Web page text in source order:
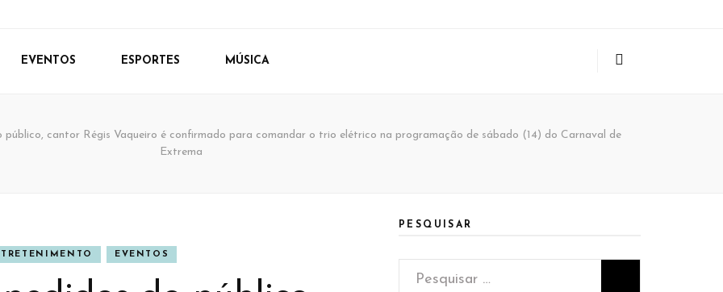
EVENTOS ESPORTES MÚSICA
público, cantor Régis Vaqueiro é confirmado para comandar o trio elétrico na programação de sábado (14) do Carnaval de
Extrema
EVENTOS
PESQUISAR
Pesquisar